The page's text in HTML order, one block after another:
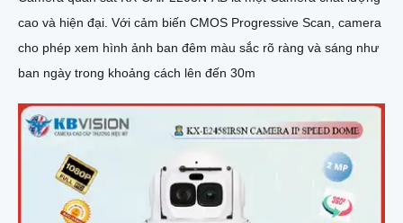
cao và hiện đại. Với cảm biến CMOS Progressive Scan, camera
cho phép xem hình ảnh ban đêm màu sắc rõ ràng và sáng như
ban ngày trong khoảng cách lên đến 30m